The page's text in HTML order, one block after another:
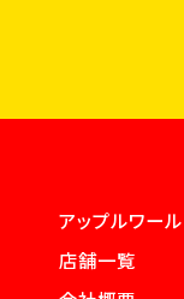
アップルワー
店舗一覧